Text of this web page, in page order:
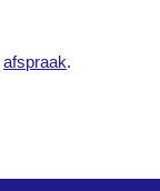
afspraak.